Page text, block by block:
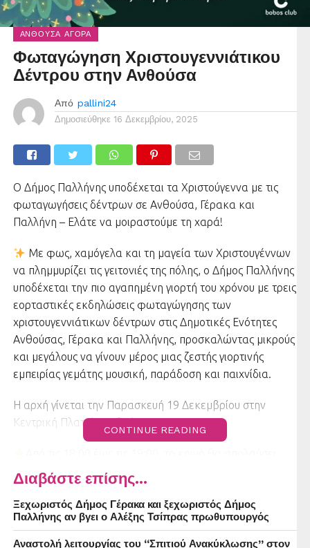
ΑΝΘΟΎΣΑ ΑΓΟΡΆ
Φωταγώγηση Χριστουγεννιάτικου
Δέντρου στην Ανθούσα
Από pallini24
Δημοσιεύθηκε 16 Δεκεμβρίου, 2025
Ο Δήμος Παλλήνης υποδέχεται τα Χριστούγεννα με τις
φωταγωγήσεις δέντρων σε Ανθούσα, Γέρακα και
Παλλήνη – Ελάτε να μοιραστούμε τη χαρά!
Με φως, χαμόγελα και τη μαγεία των Χριστουγέννων
να πλημμυρίζει τις γειτονιές της πόλης, ο Δήμος Παλλήνης
υποδέχεται την πιο αγαπημένη γιορτή του χρόνου με τρεις
εορταστικές εκδηλώσεις φωταγώγησης των
χριστουγεννιάτικων δέντρων στις Δημοτικές Ενότητες
Ανθούσας, Γέρακα και Παλλήνης, προσκαλώντας μικρούς
και μεγάλους να γίνουν μέρος μιας ζεστής γιορτινής
εμπειρίας γεμάτης μουσική, παράδοση και παιχνίδια.
Η αρχή γίνεται την Παρασκευή 19 Δεκεμβρίου στην
Κεντρική Πλατεία Ανθούσας.
παραδοσιακούς χορούς από τον Εξωραϊστικό Σύλλογο
Ανθούσας με διδασκαλία του Δημήτρη Γαβρά
Παπασπύρου, τη Χορωδία Ενηλίκων Ανθούσας με τον
Αντώνη Παρασκευουδάκη στο ταμπούρο και τον
Αλέξανδρο Στουπάκη στο πιάνο και τη διεύθυνση, την
CONTINUE READING
Διαβάστε επίσης...
Ξεχωριστός Δήμος Γέρακα και ξεχωριστός Δήμος
Παλλήνης αν βγει ο Αλέξης Τσίπρας πρωθυπουργός
Αναστολή λειτουργίας του “Σπιτιού Ανακύκλωσης” στον